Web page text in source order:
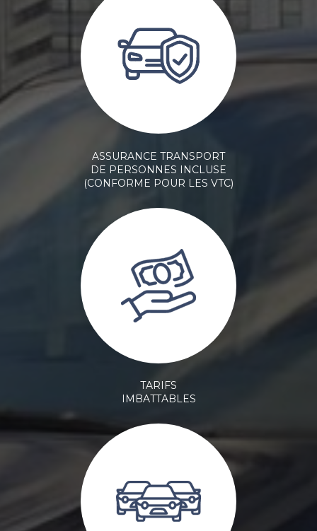
ASSURANCE TRANSPORT
DE PERSONNES INCLUSE
(CONFORME POUR LES VTC)
TARIFS
IMBATTABLES